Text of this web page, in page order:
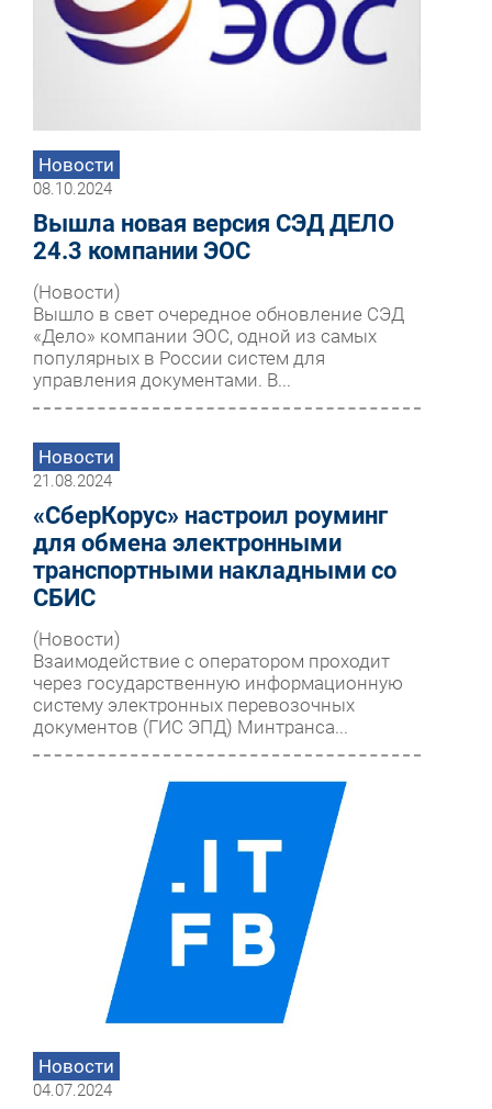
Новости
08.10.2024
Вышла новая версия СЭД ДЕЛО
24.3 компании ЭОС
(Новости)
Вышло в свет очередное обновление СЭД
«Дело» компании ЭОС, одной из самых
популярных в России систем для
управления документами. В...
Новости
21.08.2024
«СберКорус» настроил роуминг
для обмена электронными
транспортными накладными со
СБИС
(Новости)
Взаимодействие с оператором проходит
через государственную информационную
систему электронных перевозочных
документов (ГИС ЭПД) Минтранса...
Новости
04.07.2024